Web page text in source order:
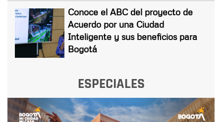
Conoce el ABC del proyecto de
Acuerdo por una Ciudad
Inteligente y sus beneficios para
Bogotá
ESPECIALES